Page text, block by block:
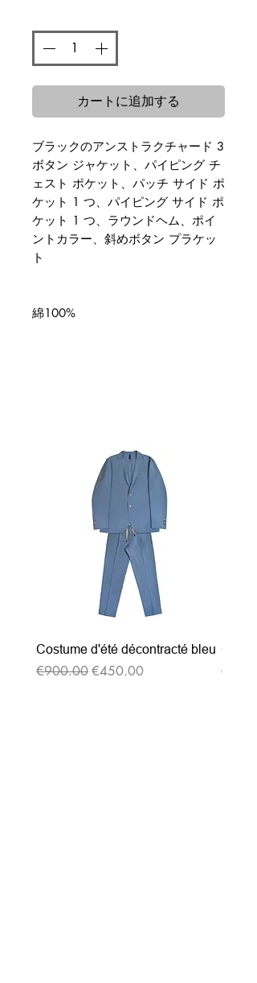
カートに追加する
ブラックのアンストラクチャード 3
ボタン ジャケット、パイピング チ
ェスト ポケット、パッチ サイド ポ
ケット 1 つ、パイピング サイド ポ
ケット 1 つ、ラウンドヘム、ポイ
ントカラー、斜めボタン プラケッ
ト
綿100%
Costume d'été décontracté bleu
通常価格
€900.00セール価格
€450.00 通常価